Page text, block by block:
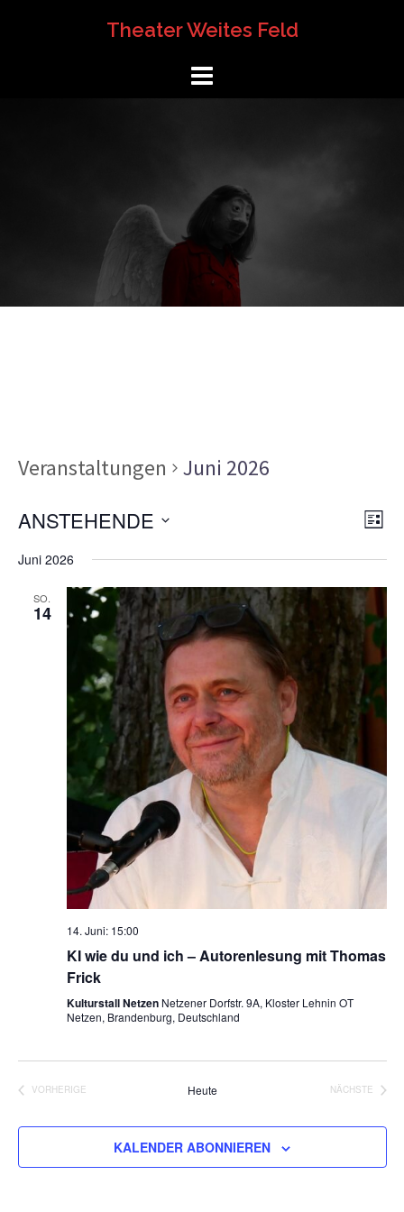
Theater Weites Feld
Veranstaltungen Juni 2026
LISTE
ANSTEHENDE
Juni 2026
SO.
14
14. Juni: 15:00
KI wie du und ich – Autorenlesung mit Thomas
Frick
Kulturstall Netzen Netzener Dorfstr. 9A, Kloster Lehnin OT
Netzen, Brandenburg, Deutschland
VORHERIGE
Heute
NÄCHSTE
KALENDER ABONNIEREN